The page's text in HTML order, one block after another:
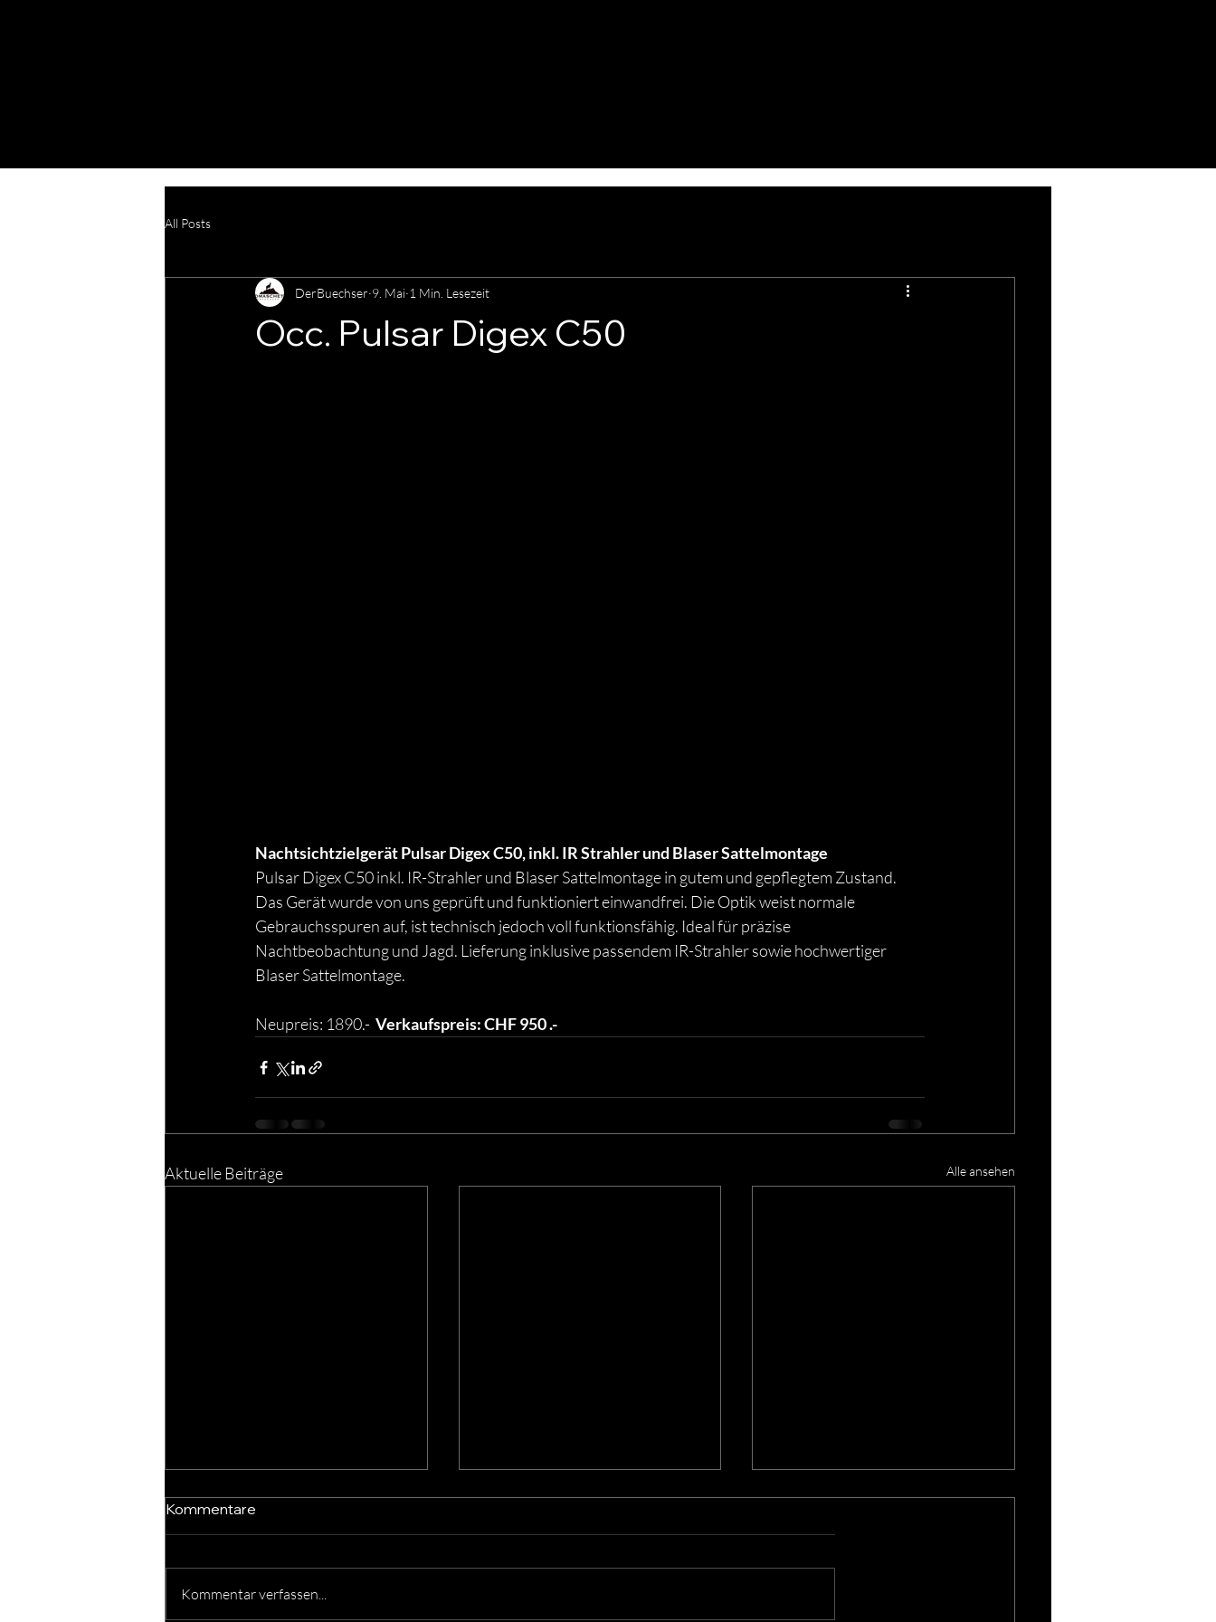
All Posts
Occ. Pulsar Digex C50
DerBuechser 9. Mai 1 Min. Lesezeit
Nachtsichtzielgerät Pulsar Digex C50, inkl. IR Strahler und Blaser Sattelmontage
Pulsar Digex C50 inkl. IR-Strahler und Blaser Sattelmontage in gutem und gepflegtem Zustand.
Das Gerät wurde von uns geprüft und funktioniert einwandfrei. Die Optik weist normale
Gebrauchsspuren auf, ist technisch jedoch voll funktionsfähig. Ideal für präzise
Nachtbeobachtung und Jagd. Lieferung inklusive passendem IR-Strahler sowie hochwertiger
Blaser Sattelmontage.
Neupreis: 1890.-
  Verkaufspreis: CHF 950 .-
Aktuelle Beiträge Alle ansehen
Kommentare
Kommentar verfassen...